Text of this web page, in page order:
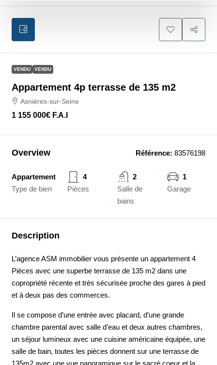
VENDU VENDU
Appartement 4p terrasse de 135 m2
Asnières-sur-Seine
1 155 000€ F.A.I
Overview Référence: 83576198
Appartement
Type de bien
4
Pièces
2
Salle de
bains
1
Garage
Description
L’agence ASM immobilier vous présente un appartement 4
Pièces avec une superbe terrasse de 135 m2 dans une
copropriété récente et très sécurisée proche des gares à pied
et à deux pas des commerces.
Il se compose d’une entrée avec placard, d’une grande
chambre parental avec salle d’eau et deux autres chambres,
un séjour lumineux avec une cuisine américaine équipée, une
salle de bain, toutes les pièces donnent sur une terrasse de
135m2 avec une vue panoramique sur le sacré coeur et la